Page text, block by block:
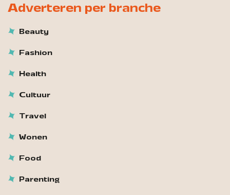
Adverteren per branche
Beauty
Fashion
Health
Cultuur
Travel
Wonen
Food
Parenting